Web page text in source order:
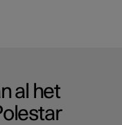
al het